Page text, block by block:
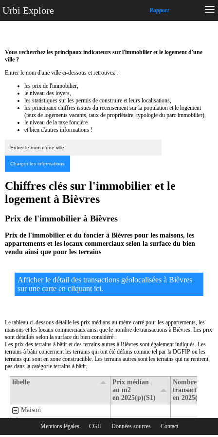
Urbi Explore Rapport
Mentions légales CGU Données sources Contact
Rubriques :
Vous recherchez les principaux indicateurs sur l'immobilier et le logement d'une
ville ?
Entrer le nom d'une ville ci-dessous et retrouvez :
les prix de l'immobilier,
le niveau des loyers,
les statistiques sur les permis de construire et leurs localisations,
les principaux chiffres issues du recensement sur la population et le logement
(taux de logements vacants, taux de propriétaire, typologie du parc immobilier),
le niveau de la taxe foncière
et bien d'autres informations !
Chiffres clés sur l'immobilier et le
logement à Bièvres
Prix de l'immobilier à Bièvres
Prix de l'immobilier et du foncier à Bièvres pour les maisons, les
appartements et les locaux commerciaux selon la surface du bien
vendu ainsi que pour les terrains
Afficher le détail des transactions géolocalisées à Bièvres
sur une carte en cliquant ici.
Le tableau ci-dessous détaille les prix médians au mètre carré pour les appartements, les
maisons et les locaux commerciaux ainsi que le nombre de transactions à Bièvres. Les prix
sont détaillés selon la surface du bien considéré.
Les prix des terrains à bâtir et des terrains autres à Bièvres sont également indiqués. Les
terrains à bâtir concernent les terrains qui ont été définis comme tel par la DGFIP ou les
terrains qui sont en zone constructible. Les terrains autres sont les terrains qui ne rentrent
pas dans la catégorie terrains à bâtir.
libelle
Prix médian
au m2
en 2025(p)(S1)
Nombre de
transactions
en 2025(p)(S1)
Maison
2- Surface de 30 m2 à 80 m2